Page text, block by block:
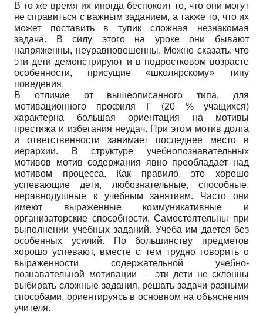
В то же время их иногда беспокоит то, что они могут
не справиться с важным заданием, а также то, что их
может поставить в тупик сложная незнакомая
задача. В силу этого на уроке они бывают
напряженны, неуравновешенны. Можно сказать, что
эти дети демонстрируют и в подростковом возрасте
особенности, присущие «школярскому» типу
поведения.
В отличие от вышеописанного типа, для
мотивационного профиля Г (20 % учащихся)
характерна большая ориентация на мотивы
престижа и избегания неудач. При этом мотив долга
и ответственности занимает последнее место в
иерархии. В структуре учебнопознавательных
мотивов мотив содержания явно преобладает над
мотивом процесса. Как правило, это хорошо
успевающие дети, любознательные, способные,
неравнодушные к учебным занятиям. Часто они
имеют выраженные коммуникативные и
организаторские способности. Самостоятельны при
выполнении учебных заданий. Учеба им дается без
особенных усилий. По большинству предметов
хорошо успевают, вместе с тем трудно говорить о
выраженности содержательной учебно-
познавательной мотивации — эти дети не склонны
выбирать сложные задания, решать задачи разными
способами, ориентируясь в основном на объяснения
учителя.